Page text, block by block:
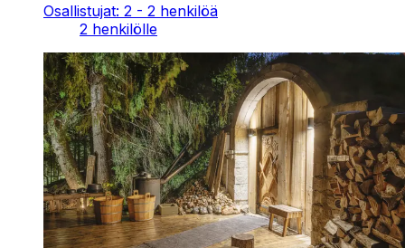
Osallistujat: 2 - 2 henkilöä
2 henkilölle